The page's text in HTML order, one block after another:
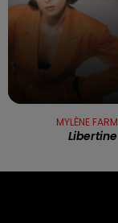
MYLÈNE
Libertine